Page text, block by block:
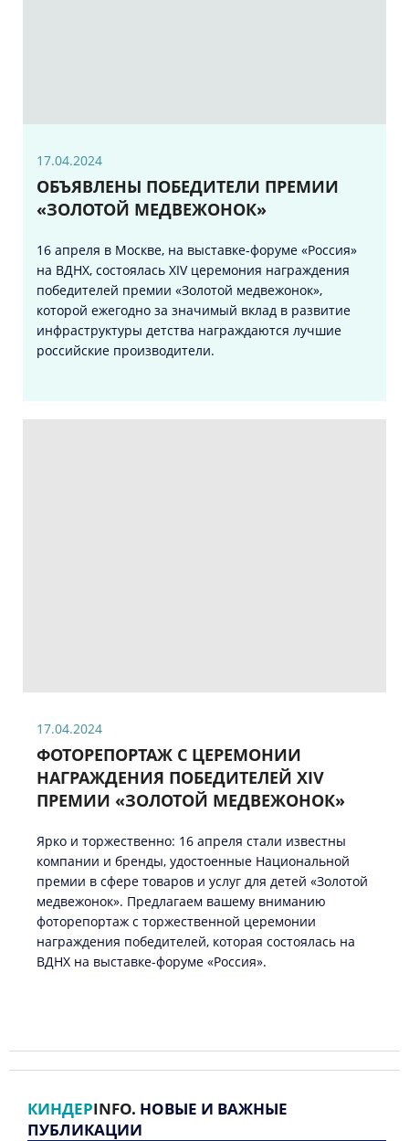
17.04.2024
ОБЪЯВЛЕНЫ ПОБЕДИТЕЛИ ПРЕМИИ
«ЗОЛОТОЙ МЕДВЕЖОНОК»
16 апреля в Москве, на выставке-форуме «Россия»
на ВДНХ, состоялась XIV церемония награждения
победителей премии «Золотой медвежонок»,
которой ежегодно за значимый вклад в развитие
инфраструктуры детства награждаются лучшие
российские производители.
17.04.2024
ФОТОРЕПОРТАЖ С ЦЕРЕМОНИИ
НАГРАЖДЕНИЯ ПОБЕДИТЕЛЕЙ XIV
ПРЕМИИ «ЗОЛОТОЙ МЕДВЕЖОНОК»
Ярко и торжественно: 16 апреля стали известны
компании и бренды, удостоенные Национальной
премии в сфере товаров и услуг для детей «Золотой
медвежонок». Предлагаем вашему вниманию
фоторепортаж с торжественной церемонии
награждения победителей, которая состоялась на
ВДНХ на выставке-форуме «Россия».
КИНДЕРINFO. НОВЫЕ И ВАЖНЫЕ
ПУБЛИКАЦИИ